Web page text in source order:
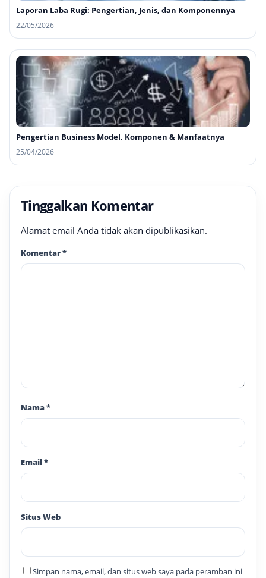
Laporan Laba Rugi: Pengertian, Jenis, dan Komponennya
22/05/2026
Pengertian Business Model, Komponen & Manfaatnya
25/04/2026
Tinggalkan Komentar
Alamat email Anda tidak akan dipublikasikan.
Komentar*
Nama*
Email*
Situs Web
Simpan nama, email, dan situs web saya pada peramban ini